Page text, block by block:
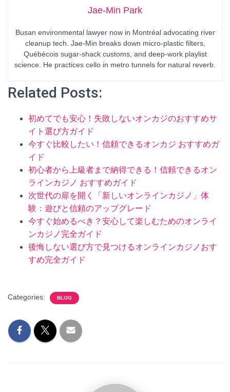
Jae-Min Park
Busan environmental lawyer now in Montréal advocating river
cleanup tech. Jae-Min breaks down micro-plastic filters,
Québécois sugar-shack customs, and deep-work playlist
science. He practices cello in metro tunnels for natural reverb.
Related Posts:
初めてでも安心！失敗しないオンカジのおすすめサ
イト選び方ガイド
今すぐ比較したい！信頼できるオンカジ おすすめガ
イド
初心者から上級者まで納得できる！信頼できるオン
ラインカジノ おすすめガイド
次世代の扉を開く「新しいオンラインカジノ」体
験：遊びと信頼のアップグレード
今すぐ始めるべき？安心して楽しむためのオンライ
ンカジノ完全ガイド
後悔しない選び方で見つけるオンラインカジノおす
すめ完全ガイド
Categories: BLOG